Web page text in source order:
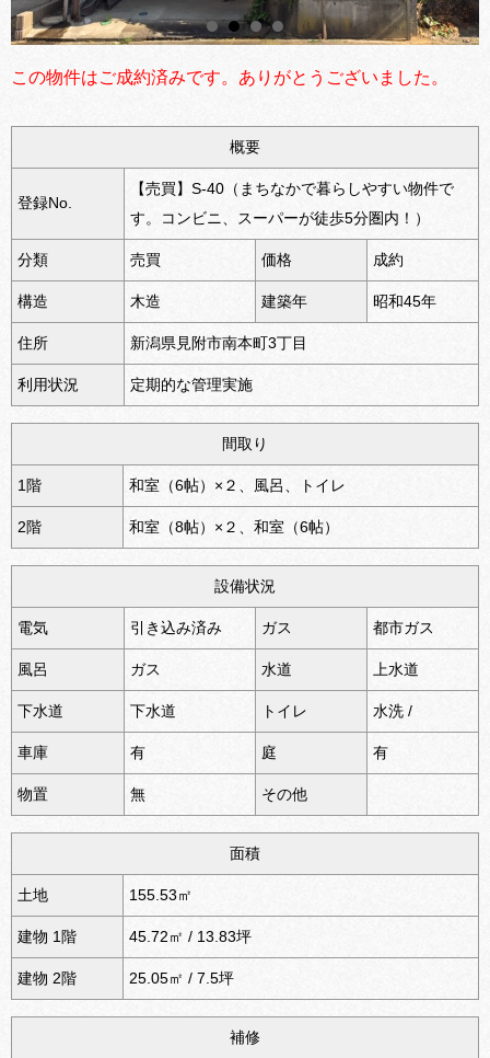
この物件はご成約済みです。ありがとうございました。
概要
登録No.
【売買】S-40（まちなかで暮らしやすい物件で
す。コンビニ、スーパーが徒歩5分圏内！）
分類 売買 価格 成約
構造 木造 建築年 昭和45年
住所 新潟県見附市南本町3丁目
利用状況 定期的な管理実施
間取り
1階 和室（6帖）×２、風呂、トイレ
2階 和室（8帖）×２、和室（6帖）
設備状況
電気 引き込み済み ガス 都市ガス
風呂 ガス 水道 上水道
下水道 下水道 トイレ 水洗 /
車庫 有 庭 有
物置 無 その他
面積
土地 155.53㎡
建物 1階 45.72㎡ / 13.83坪
建物 2階 25.05㎡ / 7.5坪
補修